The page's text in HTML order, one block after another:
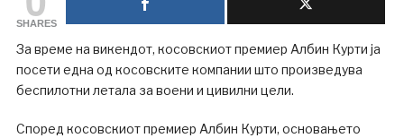
SHARES
За време на викендот, косовскиот премиер Албин Курти ја
посети една од косовските компании што произведува
беспилотни летала за воени и цивилни цели.
Според косовскиот премиер Албин Курти, основањето